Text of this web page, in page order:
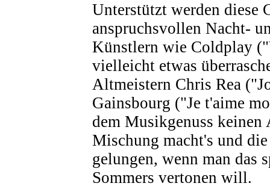
Unterstützt werden diese
anspruchsvollen Nacht-
Künstlern wie Coldplay
vielleicht etwas
Altmeistern Chris Rea
Gainsbourg ("Je t'aime
dem Musikgenuss
Mischung macht's und
gelungen, wenn man das
Sommers vertonen will.